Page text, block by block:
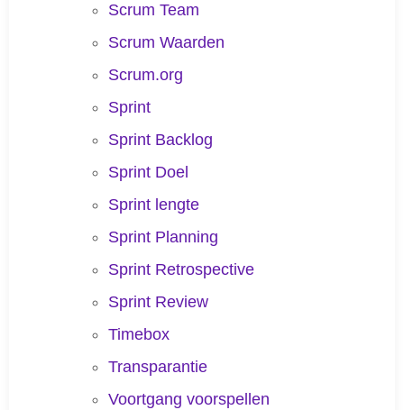
Scrum Team
Scrum Waarden
Scrum.org
Sprint
Sprint Backlog
Sprint Doel
Sprint lengte
Sprint Planning
Sprint Retrospective
Sprint Review
Timebox
Transparantie
Voortgang voorspellen